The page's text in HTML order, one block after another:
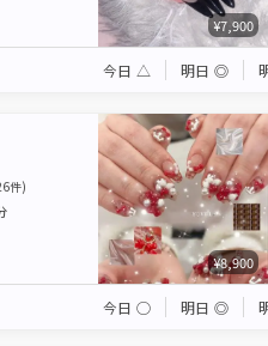
¥7,900
今日 △ 明日 ◎
件)
¥8,900
今日 ◯ 明日 ◎